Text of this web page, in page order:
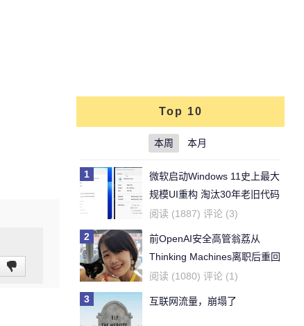
Top 10
本周 本月
1
微软启动Windows 11史上最大
规模UI重构 淘汰30年老旧代码
全线拥抱原生WinUI3
阅读 (1887) 评论 (3)
2
前OpenAI安全高管翁荔从
Thinking Machines离职后重回
老东家
阅读 (1080) 评论 (1)
3 互联网流量，崩塌了